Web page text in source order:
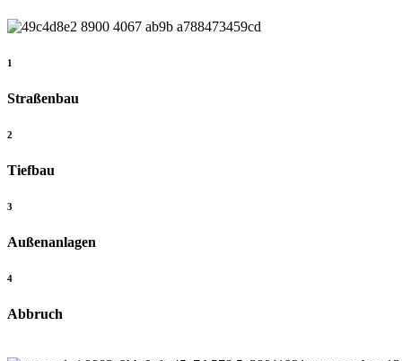
1
Straßenbau
2
Tiefbau
3
Außenanlagen
4
Abbruch